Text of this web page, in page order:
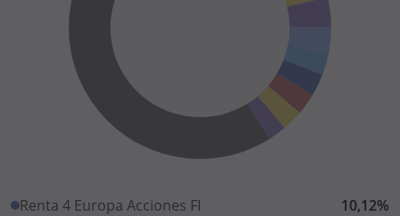
Renta 4 Europa Acciones FI 10,12%